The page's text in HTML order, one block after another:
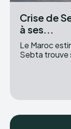
Crise de
à ses...
Le Maroc
Sebta trouve